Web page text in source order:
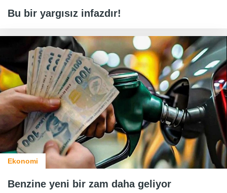
Bu bir yargısız infazdır!
Ekonomi
Benzine yeni bir zam daha geliyor